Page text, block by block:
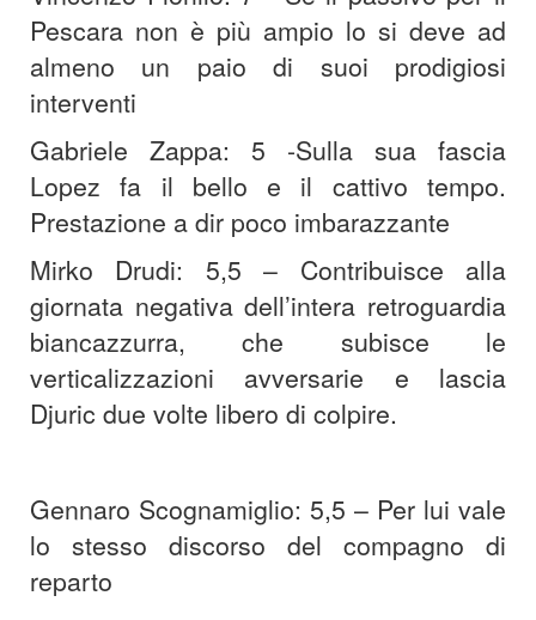
Pescara non è più ampio lo si deve ad
almeno un paio di suoi prodigiosi
interventi
Gabriele Zappa: 5 -Sulla sua fascia
Lopez fa il bello e il cattivo tempo.
Prestazione a dir poco imbarazzante
Mirko Drudi: 5,5 – Contribuisce alla
giornata negativa dell’intera retroguardia
biancazzurra, che subisce le
verticalizzazioni avversarie e lascia
Djuric due volte libero di colpire.
Gennaro Scognamiglio: 5,5 – Per lui vale
lo stesso discorso del compagno di
reparto